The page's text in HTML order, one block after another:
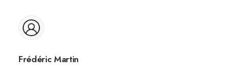
Frédéric Martin